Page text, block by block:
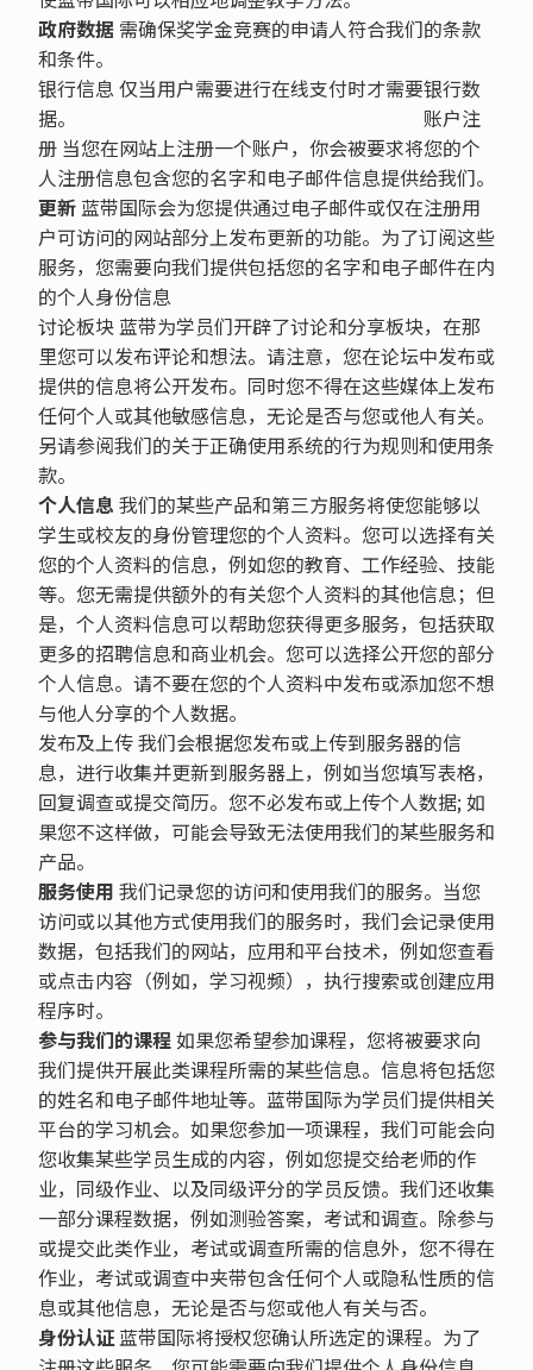
政府数据需确保奖学金竞赛的申请人符合我们的条款
和条件。
银行信息 仅当用户需要进行在线支付时才需要银行数
据。 账户注
册 当您在网站上注册一个账户，你会被要求将您的个
人注册信息包含您的名字和电子邮件信息提供给我们。
更新蓝带国际会为您提供通过电子邮件或仅在注册用
户可访问的网站部分上发布更新的功能。为了订阅这些
服务，您需要向我们提供包括您的名字和电子邮件在内
的个人身份信息
讨论板块 蓝带为学员们开辟了讨论和分享板块，在那
里您可以发布评论和想法。请注意，您在论坛中发布或
提供的信息将公开发布。同时您不得在这些媒体上发布
任何个人或其他敏感信息，无论是否与您或他人有关。
另请参阅我们的关于正确使用系统的行为规则和使用条
款。
个人信息 我们的某些产品和第三方服务将使您能够以
学生或校友的身份管理您的个人资料。您可以选择有关
您的个人资料的信息，例如您的教育、工作经验、技能
等。您无需提供额外的有关您个人资料的其他信息；但
是，个人资料信息可以帮助您获得更多服务，包括获取
更多的招聘信息和商业机会。您可以选择公开您的部分
个人信息。请不要在您的个人资料中发布或添加您不想
与他人分享的个人数据。
发布及上传 我们会根据您发布或上传到服务器的信
息，进行收集并更新到服务器上，例如当您填写表格，
回复调查或提交简历。您不必发布或上传个人数据; 如
果您不这样做，可能会导致无法使用我们的某些服务和
产品。
服务使用 我们记录您的访问和使用我们的服务。当您
访问或以其他方式使用我们的服务时，我们会记录使用
数据，包括我们的网站，应用和平台技术，例如您查看
或点击内容（例如，学习视频），执行搜索或创建应用
程序时。
参与我们的课程如果您希望参加课程，您将被要求向
我们提供开展此类课程所需的某些信息。信息将包括您
的姓名和电子邮件地址等。蓝带国际为学员们提供相关
平台的学习机会。如果您参加一项课程，我们可能会向
您收集某些学员生成的内容，例如您提交给老师的作
业，同级作业、以及同级评分的学员反馈。我们还收集
一部分课程数据，例如测验答案，考试和调查。除参与
或提交此类作业，考试或调查所需的信息外，您不得在
作业，考试或调查中夹带包含任何个人或隐私性质的信
息或其他信息，无论是否与您或他人有关与否。
身份认证蓝带国际将授权您确认所选定的课程。为了